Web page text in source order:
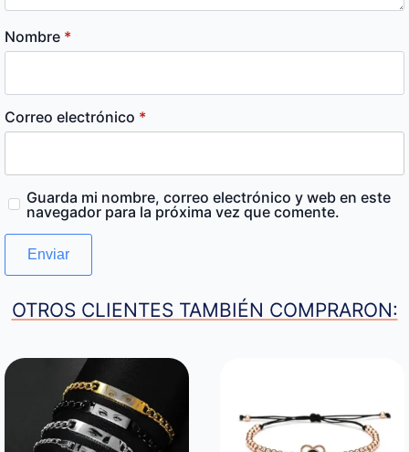
Nombre *
Correo electrónico *
Guarda mi nombre, correo electrónico y web en este
navegador para la próxima vez que comente.
OTROS CLIENTES TAMBIÉN COMPRARON: